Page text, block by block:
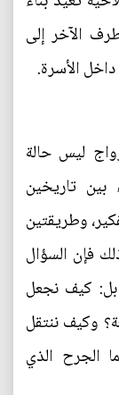
الآخر إلى
الأسرة.
ليس حالة
تاريخين
وطريقتين
فإن السؤال
بل: كيف نجعل
وكيف ننتقل
الجرح الذي